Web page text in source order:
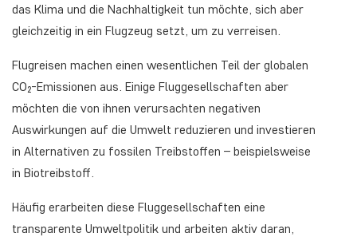
das Klima und die Nachhaltigkeit tun möchte, sich aber
gleichzeitig in ein Flugzeug setzt, um zu verreisen.
Flugreisen machen einen wesentlichen Teil der globalen
CO₂-Emissionen aus. Einige Fluggesellschaften aber
möchten die von ihnen verursachten negativen
Auswirkungen auf die Umwelt reduzieren und investieren
in Alternativen zu fossilen Treibstoffen – beispielsweise
in Biotreibstoff.
Häufig erarbeiten diese Fluggesellschaften eine
transparente Umweltpolitik und arbeiten aktiv daran,